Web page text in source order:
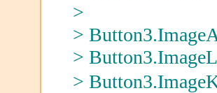
>
>
>
>